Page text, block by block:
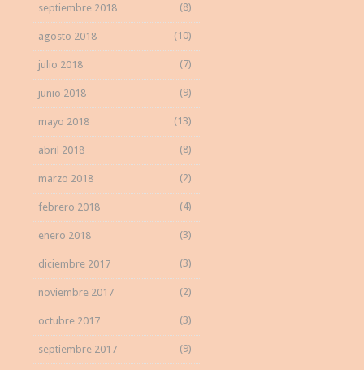
septiembre 2018 (8)
agosto 2018 (10)
julio 2018 (7)
junio 2018 (9)
mayo 2018 (13)
abril 2018 (8)
marzo 2018 (2)
febrero 2018 (4)
enero 2018 (3)
diciembre 2017 (3)
noviembre 2017 (2)
octubre 2017 (3)
septiembre 2017 (9)